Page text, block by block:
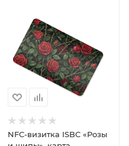
NFC-визитка ISBC «Розы